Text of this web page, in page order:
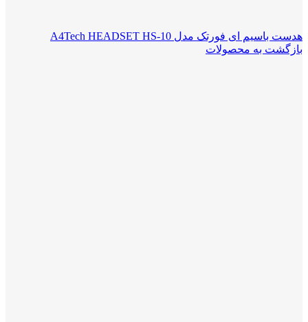
هدست باسیم ای فورتک مدل A4Tech HEADSET HS-10
بازگشت به محصولات